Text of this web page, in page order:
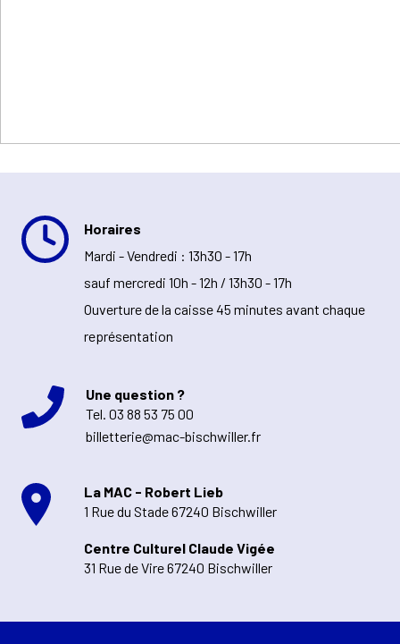
Horaires
Mardi - Vendredi : 13h30 - 17h
sauf mercredi 10h - 12h / 13h30 - 17h
Ouverture de la caisse 45 minutes avant chaque
représentation
Une question ?
Tel. 03 88 53 75 00
billetterie@mac-bischwiller.fr
La MAC - Robert Lieb
1 Rue du Stade 67240 Bischwiller
Centre Culturel Claude Vigée
31 Rue de Vire 67240 Bischwiller